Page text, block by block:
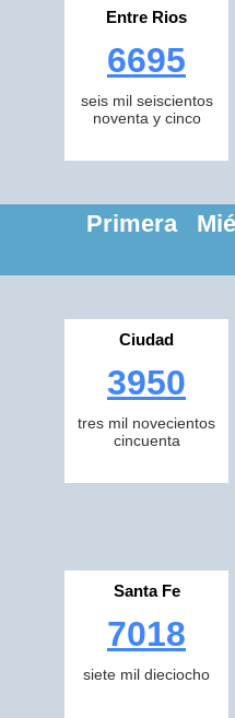
Entre Rios
6695
seis mil seiscientos
noventa y cinco
Primera
Ciudad
3950
tres mil novecientos
cincuenta
Santa Fe
7018
siete mil dieciocho